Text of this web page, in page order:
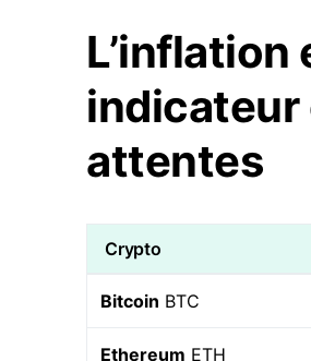
L’inflation
indicateur
attentes
Crypto
Bitcoin BTC
Ethereum ETH